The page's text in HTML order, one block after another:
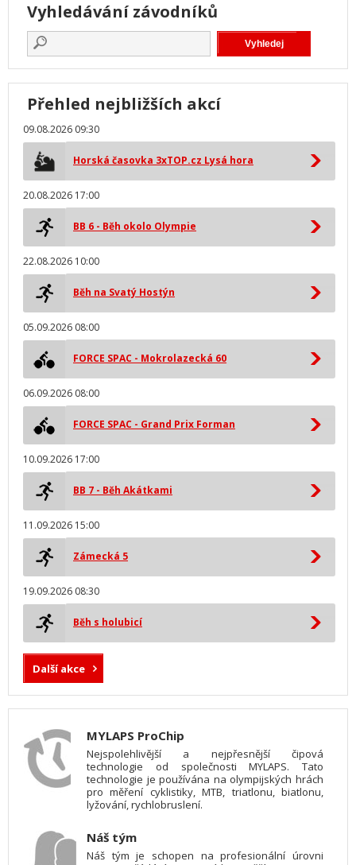
Vyhledávání závodníků
Přehled nejbližších akcí
09.08.2026 09:30
Horská časovka 3xTOP.cz Lysá hora
20.08.2026 17:00
BB 6 - Běh okolo Olympie
22.08.2026 10:00
Běh na Svatý Hostýn
05.09.2026 08:00
FORCE SPAC - Mokrolazecká 60
06.09.2026 08:00
FORCE SPAC - Grand Prix Forman
10.09.2026 17:00
BB 7 - Běh Akátkami
11.09.2026 15:00
Zámecká 5
19.09.2026 08:30
Běh s holubicí
Další akce
MYLAPS ProChip
Nejspolehlivější a nejpřesnější čipová
technologie od společnosti MYLAPS. Tato
technologie je používána na olympijských hrách
pro měření cyklistiky, MTB, triatlonu, biatlonu,
lyžování, rychlobruslení.
Náš tým
Náš tým je schopen na profesionální úrovni